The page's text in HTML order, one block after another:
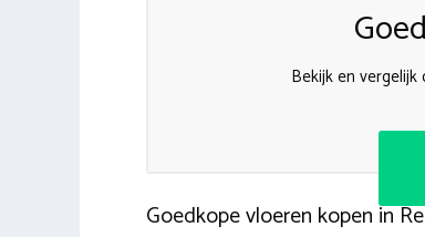
Bekijk en
Goedkope vloeren kopen in